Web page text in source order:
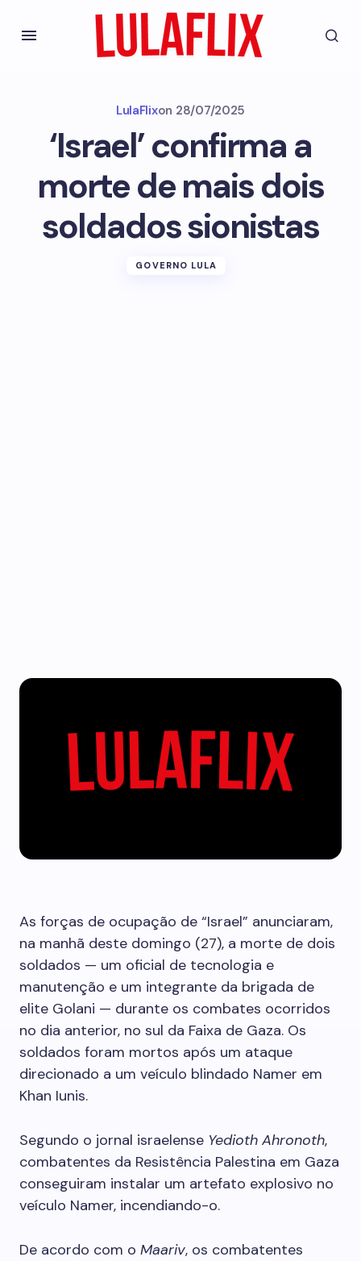
LulaFlixon 28/07/2025
‘Israel’ confirma a
morte de mais dois
soldados sionistas
GOVERNO LULA
As forças de ocupação de “Israel” anunciaram,
na manhã deste domingo (27), a morte de dois
soldados — um oficial de tecnologia e
manutenção e um integrante da brigada de
elite Golani — durante os combates ocorridos
no dia anterior, no sul da Faixa de Gaza. Os
soldados foram mortos após um ataque
direcionado a um veículo blindado Namer em
Khan Iunis.
Segundo o jornal israelense Yedioth Ahronoth,
combatentes da Resistência Palestina em Gaza
conseguiram instalar um artefato explosivo no
veículo Namer, incendiando-o.
De acordo com o Maariv, os combatentes